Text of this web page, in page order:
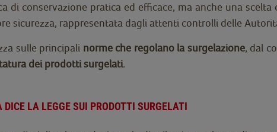
di conservazione pratica ed efficace, ma anche una
sicurezza, rappresentata dagli attenti controlli delle
sulle principali norme che regolano la surgelazione, dal
dei prodotti surgelati.
LA LEGGE SUI PRODOTTI SURGELATI